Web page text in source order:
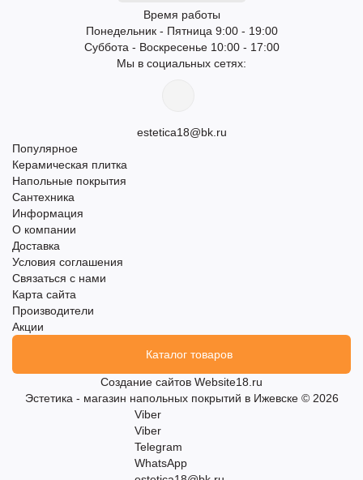
Время работы
Понедельник - Пятница 9:00 - 19:00
Суббота - Воскресенье 10:00 - 17:00
Мы в социальных сетях:
estetica18@bk.ru
Популярное
Керамическая плитка
Напольные покрытия
Сантехника
Информация
О компании
Доставка
Условия соглашения
Связаться с нами
Карта сайта
Производители
Акции
Каталог товаров
Создание сайтов Website18.ru
Эстетика - магазин напольных покрытий в Ижевске © 2026
Viber
Viber
Telegram
WhatsApp